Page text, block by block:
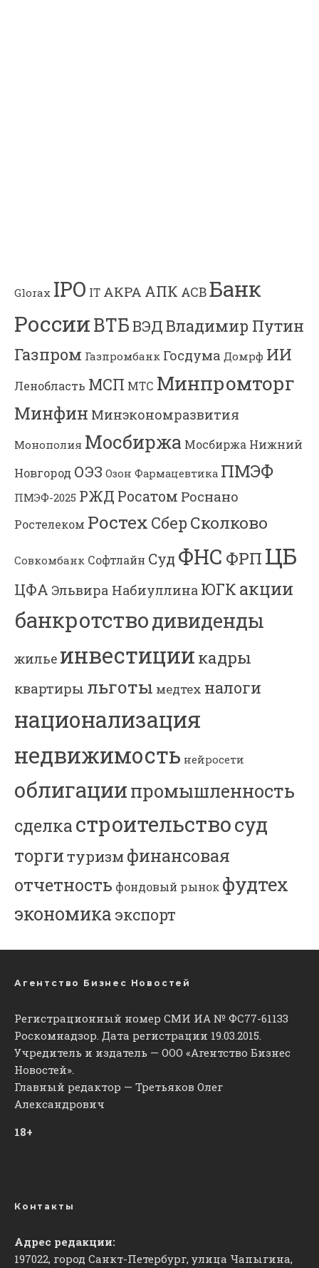
Glorax IPO IT АКРА АПК АСВБанк
РоссииВТБВЭДВладимир Путин
Газпром Газпромбанк Госдума Домрф ИИ
Ленобласть МСП МТС Минпромторг
Минфин Минэкономразвития
Монополия Мосбиржа Мосбиржа Нижний
Новгород ОЭЗ Озон Фармацевтика ПМЭФ
ПМЭФ-2025 РЖД Росатом Роснано
Ростелеком Ростех Сбер Сколково
Совкомбанк Софтлайн Суд ФНС ФРП ЦБ
ЦФА Эльвира Набиуллина ЮГК акции
банкротстводивиденды
жилье инвестиции кадры
квартиры льготы медтех налоги
национализация
недвижимость нейросети
облигациипромышленность
сделкастроительствосуд
торгитуризм финансовая
отчетность фондовый рынок фудтех
экономика экспорт
Агентство Бизнес Новостей
Регистрационный номер СМИ ИА № ФС77-61133
Роскомнадзор. Дата регистрации 19.03.2015.
Учредитель и издатель — ООО «Агентство Бизнес
Новостей».
Главный редактор — Третьяков Олег
Александрович
18+
Контакты
Адрес редакции:
197022, город Санкт-Петербург, улица Чапыгина,